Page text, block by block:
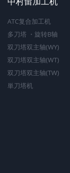
ATC复合加工机
多刀塔 ・旋转B轴
双刀塔双主轴(WY)
双刀塔双主轴(WT)
双刀塔双主轴(TW)
単刀塔机